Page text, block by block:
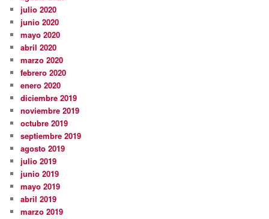
julio 2020
junio 2020
mayo 2020
abril 2020
marzo 2020
febrero 2020
enero 2020
diciembre 2019
noviembre 2019
octubre 2019
septiembre 2019
agosto 2019
julio 2019
junio 2019
mayo 2019
abril 2019
marzo 2019